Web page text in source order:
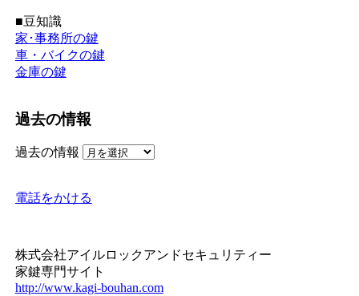
■豆知識
家･事務所の鍵
車・バイクの鍵
金庫の鍵
過去の情報
過去の情報
電話をかける
株式会社アイルロックアンドセキュリティー
家鍵専門サイト
http://www.kagi-bouhan.com